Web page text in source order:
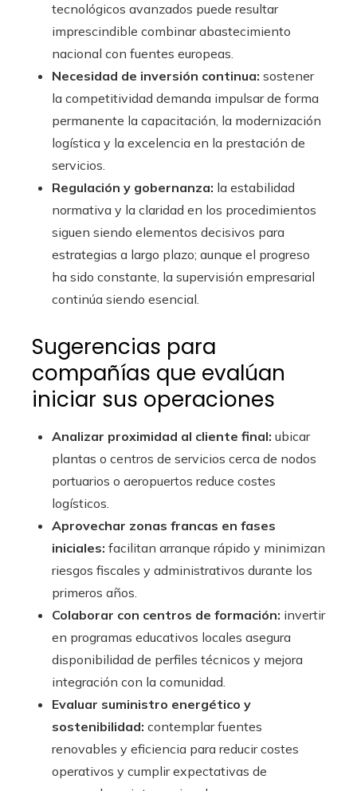
tecnológicos avanzados puede resultar
imprescindible combinar abastecimiento
nacional con fuentes europeas.
Necesidad de inversión continua: sostener
la competitividad demanda impulsar de forma
permanente la capacitación, la modernización
logística y la excelencia en la prestación de
servicios.
Regulación y gobernanza: la estabilidad
normativa y la claridad en los procedimientos
siguen siendo elementos decisivos para
estrategias a largo plazo; aunque el progreso
ha sido constante, la supervisión empresarial
continúa siendo esencial.
Sugerencias para
compañías que evalúan
iniciar sus operaciones
Analizar proximidad al cliente final: ubicar
plantas o centros de servicios cerca de nodos
portuarios o aeropuertos reduce costes
logísticos.
Aprovechar zonas francas en fases
iniciales: facilitan arranque rápido y minimizan
riesgos fiscales y administrativos durante los
primeros años.
Colaborar con centros de formación: invertir
en programas educativos locales asegura
disponibilidad de perfiles técnicos y mejora
integración con la comunidad.
Evaluar suministro energético y
sostenibilidad: contemplar fuentes
renovables y eficiencia para reducir costes
operativos y cumplir expectativas de